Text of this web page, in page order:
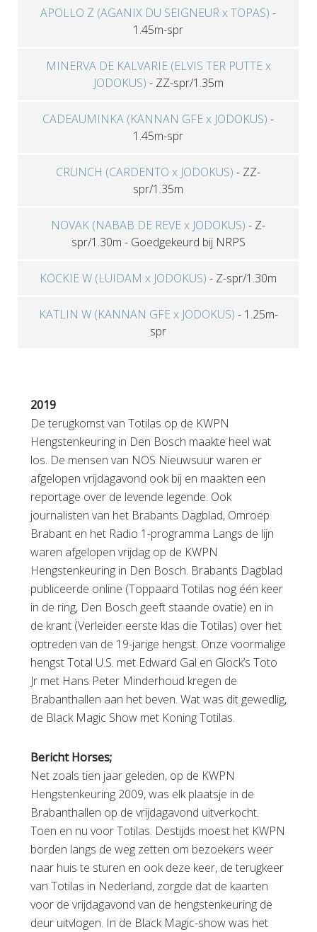
APOLLO Z (AGANIX DU SEIGNEUR x TOPAS) -
1.45m-spr
MINERVA DE KALVARIE (ELVIS TER PUTTE x
JODOKUS) - ZZ-spr/1.35m
CADEAUMINKA (KANNAN GFE x JODOKUS) -
1.45m-spr
CRUNCH (CARDENTO x JODOKUS) - ZZ-
spr/1.35m
NOVAK (NABAB DE REVE x JODOKUS) - Z-
spr/1.30m - Goedgekeurd bij NRPS
KOCKIE W (LUIDAM x JODOKUS) - Z-spr/1.30m
KATLIN W (KANNAN GFE x JODOKUS) - 1.25m-
spr
2019
De terugkomst van Totilas op de KWPN
Hengstenkeuring in Den Bosch maakte heel wat
los. De mensen van NOS Nieuwsuur waren er
afgelopen vrijdagavond ook bij en maakten een
reportage over de levende legende. Ook
journalisten van het Brabants Dagblad, Omroep
Brabant en het Radio 1-programma Langs de lijn
waren afgelopen vrijdag op de KWPN
Hengstenkeuring in Den Bosch. Brabants Dagblad
publiceerde online (Toppaard Totilas nog één keer
in de ring, Den Bosch geeft staande ovatie) en in
de krant (Verleider eerste klas die Totilas) over het
optreden van de 19-jarige hengst. Onze voormalige
hengst Total U.S. met Edward Gal en Glock’s Toto
Jr met Hans Peter Minderhoud kregen de
Brabanthallen aan het beven. Wat was dit gewedlig,
de Black Magic Show met Koning Totilas.
Bericht Horses;
Net zoals tien jaar geleden, op de KWPN
Hengstenkeuring 2009, was elk plaatsje in de
Brabanthallen op de vrijdagavond uitverkocht.
Toen en nu voor Totilas. Destijds moest het KWPN
borden langs de weg zetten om bezoekers weer
naar huis te sturen en ook deze keer, de terugkeer
van Totilas in Nederland, zorgde dat de kaarten
voor de vrijdagavond van de hengstenkeuring de
deur uitvlogen. In de Black Magic-show was het